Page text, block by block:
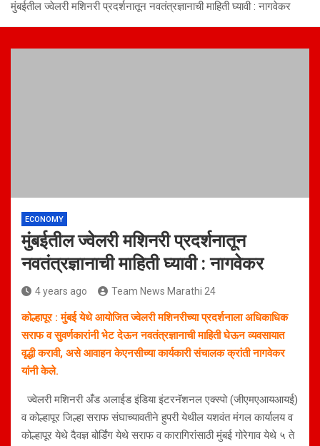
मुंबईतील ज्वेलरी मशिनरी प्रदर्शनातून नवतंत्रज्ञानाची माहिती घ्यावी : नागवेकर
ECONOMY
मुंबईतील ज्वेलरी मशिनरी प्रदर्शनातून
नवतंत्रज्ञानाची माहिती घ्यावी : नागवेकर
4 years ago Team News Marathi 24
कोल्हापूर : मुंबई येथे आयोजित ज्वेलरी मशिनरीच्या प्रदर्शनाला अधिकाधिक
सराफ व सुवर्णकारांनी भेट देऊन नवतंत्रज्ञानाची माहिती घेऊन व्यवसायात
वृद्धी करावी, असे आवाहन केएनसीच्या कार्यकारी संचालक क्रांती नागवेकर
यांनी केले.
ज्वेलरी मशिनरी अँड अलाईड इंडिया इंटरनॅशनल एक्स्पो (जीएमएआयआयई)
व कोल्हापूर जिल्हा सराफ संघाच्यावतीने हुपरी येथील यशवंत मंगल कार्यालय व
कोल्हापूर येथे दैवज्ञ बोर्डिंग येथे सराफ व कारागिरांसाठी मुंबई गोरेगाव येथे ५ ते